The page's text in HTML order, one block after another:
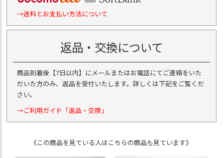
→送料とお支払い方法について
返品・交換について
商品到着後【7日以内】にメールまたはお電話にてご連絡をいた
だいた方のみ、返品を受付いたします。詳しくは下記をご覧くだ
さい。
→ご利用ガイド「返品・交換」
《この商品を見ている人はこちらの商品も見ています》